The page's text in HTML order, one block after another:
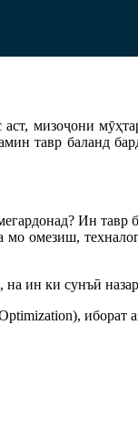
мизоҷони
тавр баланд
Ин
омезиш,
на ин ки сунъӣ
иборат